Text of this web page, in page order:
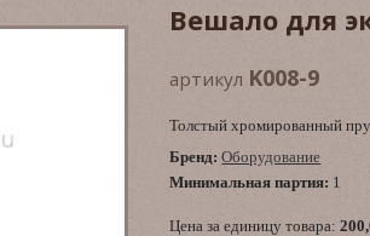
Вешало для
артикул K008-9
Толстый хромированный
Бренд: Оборудование
Минимальная партия: 1
Цена за единицу товара: